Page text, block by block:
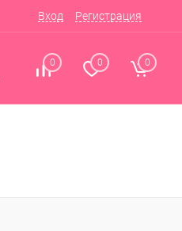
Вход Регистрация
0 0 0